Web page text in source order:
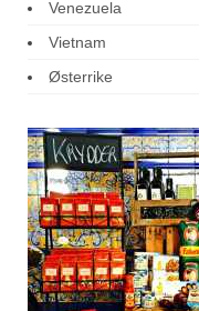
Venezuela
Vietnam
Østerrike